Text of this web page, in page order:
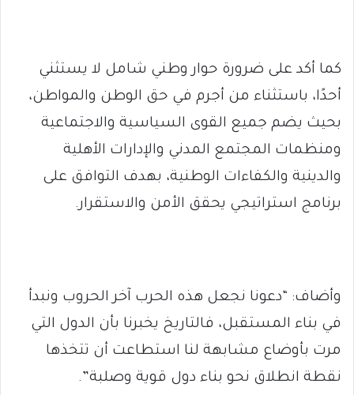
كما أكد على ضرورة حوار وطني شامل لا يستثني
أحدًا، باستثناء من أجرم في حق الوطن والمواطن،
بحيث يضم جميع القوى السياسية والاجتماعية
ومنظمات المجتمع المدني والإدارات الأهلية
والدينية والكفاءات الوطنية، بهدف التوافق على
برنامج استراتيجي يحقق الأمن والاستقرار.
وأضاف: “دعونا نجعل هذه الحرب آخر الحروب ونبدأ
في بناء المستقبل، فالتاريخ يخبرنا بأن الدول التي
مرت بأوضاع مشابهة لنا استطاعت أن تتخذها
نقطة انطلاق نحو بناء دول قوية وصلبة”.